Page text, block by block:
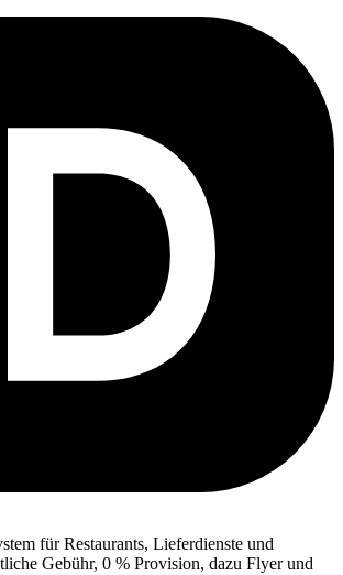
für Restaurants, Lieferdienste und
Gebühr, 0 % Provision, dazu Flyer und